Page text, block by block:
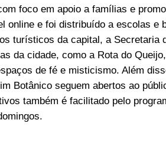
foco em apoio a famílias e
online e foi distribuído a escolas e
turísticos da capital, a Secretaria
da cidade, como a Rota do
de fé e misticismo. Além
Botânico seguem abertos ao
também é facilitado pelo